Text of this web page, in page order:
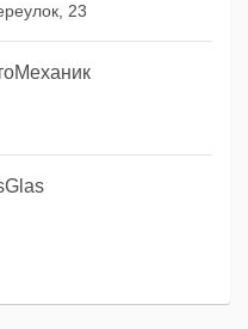
23